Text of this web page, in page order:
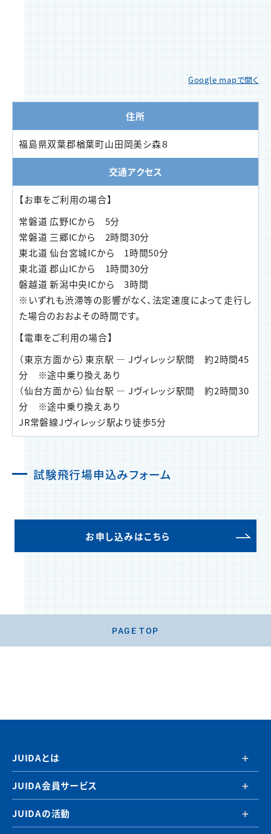
Google mapで開く
住所
福島県双葉郡楢葉町山田岡美シ森８
交通アクセス
【お車をご利用の場合】
常磐道 広野ICから 5分
常磐道 三郷ICから 2時間30分
東北道 仙台宮城ICから 1時間50分
東北道 郡山ICから 1時間30分
磐越道 新潟中央ICから 3時間
※いずれも渋滞等の影響がなく、法定速度によって走行し
た場合のおおよその時間です。
【電車をご利用の場合】
（東京方面から）東京駅 ― Jヴィレッジ駅間 約2時間45
分 ※途中乗り換えあり
（仙台方面から）仙台駅 ― Jヴィレッジ駅間 約2時間30
分 ※途中乗り換えあり
JR常磐線Jヴィレッジ駅より徒歩5分
試験飛行場申込みフォーム
お申し込みはこちら
PAGE TOP
JUIDAとは
JUIDA会員サービス
JUIDAの活動